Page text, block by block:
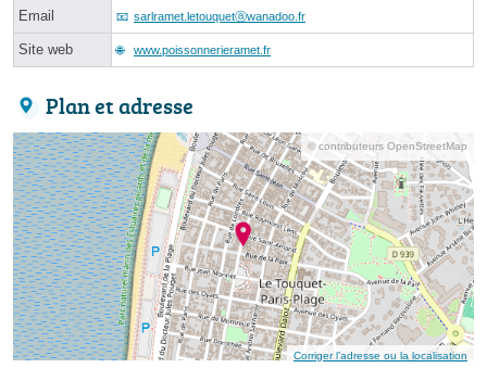
Email sarlramet.letouquetⓐwanadoo.fr
Site web www.poissonnerieramet.fr
Plan et adresse
© contributeurs OpenStreetMap
Corriger l’adresse ou la localisation